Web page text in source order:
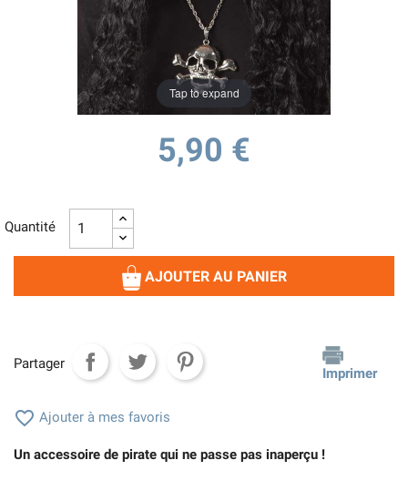
Tap to expand
5,90 €
Quantité
AJOUTER AU PANIER
Partager
Imprimer
 Ajouter à mes favoris
Un accessoire de pirate qui ne passe pas inaperçu !